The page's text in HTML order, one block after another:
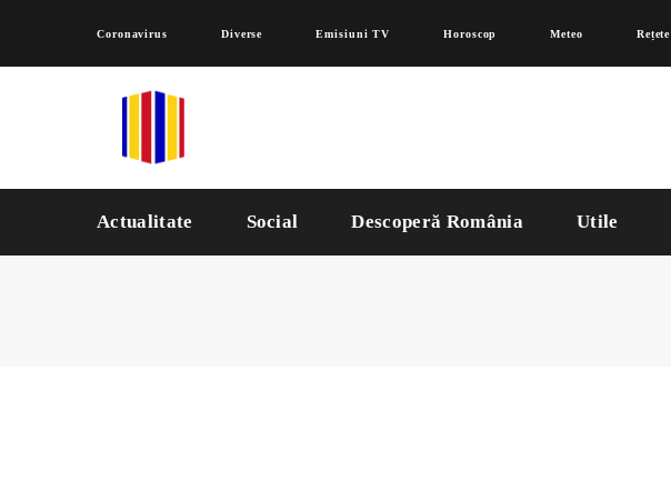
Coronavirus Diverse Emisiuni TV Horoscop Meteo Rețete
Actualitate Social Descoperă România Utile